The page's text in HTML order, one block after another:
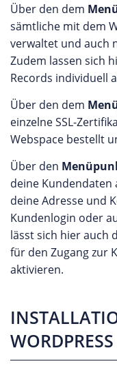
Über den dem
sämtliche mit dem
verwaltet und auch
Zudem lassen sich
Records individuell
Über den dem
einzelne SSL-
Webspace bestellt
Über den
deine Kundendaten
deine Adresse und
Kundenlogin oder
lässt sich hier auch
für den Zugang zur
aktivieren.